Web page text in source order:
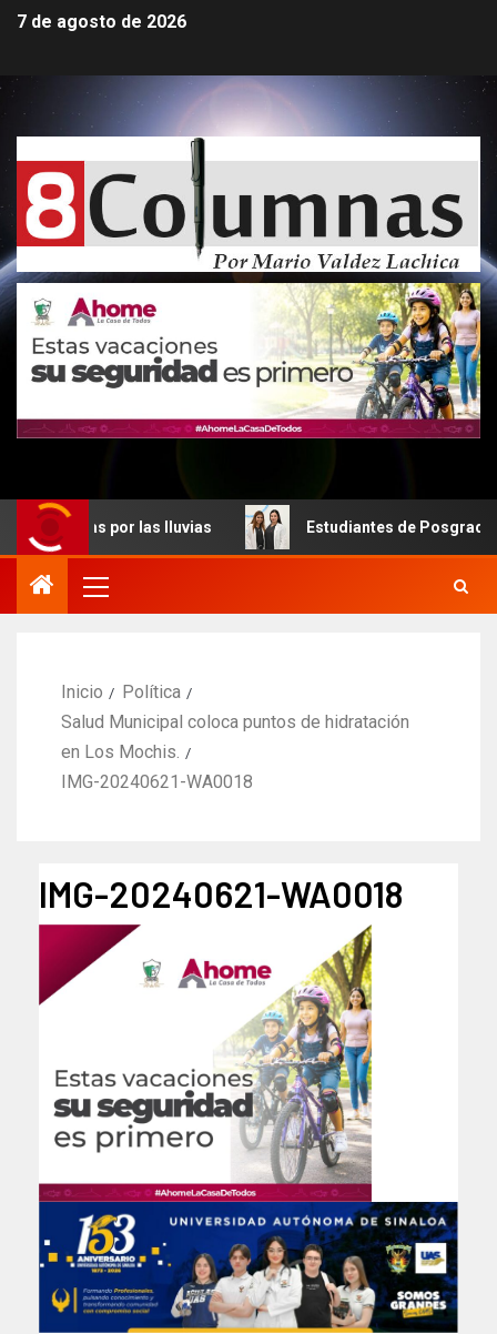
7 de agosto de 2026
por las lluvias Estudiantes de Posgrado de
Inicio
Política
Salud Municipal coloca puntos de hidratación
en Los Mochis.
IMG-20240621-WA0018
IMG-20240621-WA0018